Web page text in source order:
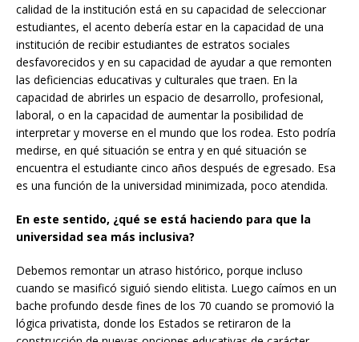
calidad de la institución está en su capacidad de seleccionar
estudiantes, el acento debería estar en la capacidad de una
institución de recibir estudiantes de estratos sociales
desfavorecidos y en su capacidad de ayudar a que remonten
las deficiencias educativas y culturales que traen. En la
capacidad de abrirles un espacio de desarrollo, profesional,
laboral, o en la capacidad de aumentar la posibilidad de
interpretar y moverse en el mundo que los rodea. Esto podría
medirse, en qué situación se entra y en qué situación se
encuentra el estudiante cinco años después de egresado. Esa
es una función de la universidad minimizada, poco atendida.
En este sentido, ¿qué se está haciendo para que la
universidad sea más inclusiva?
Debemos remontar un atraso histórico, porque incluso
cuando se masificó siguió siendo elitista. Luego caímos en un
bache profundo desde fines de los 70 cuando se promovió la
lógica privatista, donde los Estados se retiraron de la